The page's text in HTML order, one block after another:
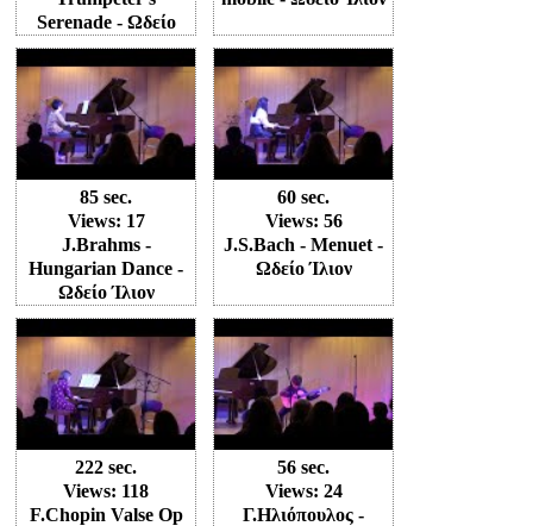
Serenade - Ωδείο
Ίλιον
85 sec.
Views: 17
J.Brahms -
Hungarian Dance -
Ωδείο Ίλιον
60 sec.
Views: 56
J.S.Bach - Menuet -
Ωδείο Ίλιον
222 sec.
Views: 118
F.Chopin Valse Op
56 sec.
Views: 24
Γ.Ηλιόπουλος -